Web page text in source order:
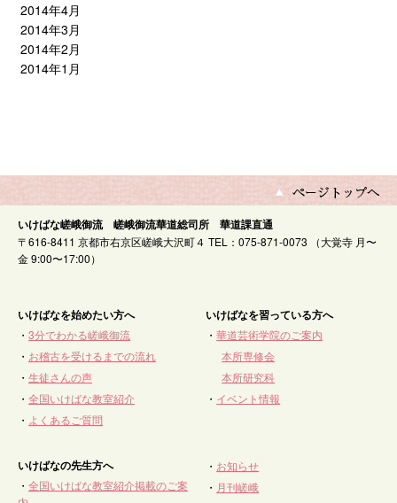
2014年4月
2014年3月
2014年2月
2014年1月
いけばな嵯峨御流 嵯峨御流華道総司所 華道課直通
〒616-8411 京都市右京区嵯峨大沢町４ TEL：075-871-0073 （大覚寺 月〜
金 9:00〜17:00）
いけばなを始めたい方へ
・ 3分でわかる嵯峨御流
・ お稽古を受けるまでの流れ
・ 生徒さんの声
・ 全国いけばな教室紹介
・ よくあるご質問
いけばなを習っている方へ
・華道芸術学院のご案内
本所専修会
本所研究科
・ イベント情報
いけばなの先生方へ
・ 全国いけばな教室紹介掲載のご案
・ お知らせ
・ 月刊嵯峨